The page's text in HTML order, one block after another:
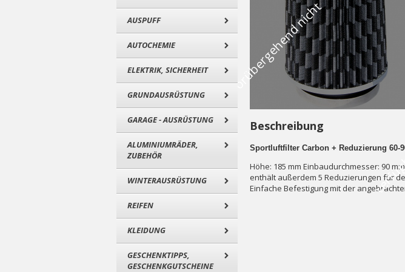
AUSPUFF
AUTOCHEMIE
ELEKTRIK, SICHERHEIT
GRUNDAUSRÜSTUNG
GARAGE - AUSRÜSTUNG
ALUMINIUMRÄDER,
ZUBEHÖR
WINTERAUSRÜSTUNG
REIFEN
KLEIDUNG
GESCHENKTIPPS,
GESCHENKGUTSCHEINE
V
o
r
ü
b
e
r
g
e
h
e
n
d
n
i
c
h
t
v
e
r
f
ü
g
b
a
Beschreibung
Sportluftfilter Carbon + Reduzierung 60-
Höhe: 185 mm Einbaudurchmesser: 90
enthält außerdem 5 Reduzierungen für
Einfache Befestigung mit der